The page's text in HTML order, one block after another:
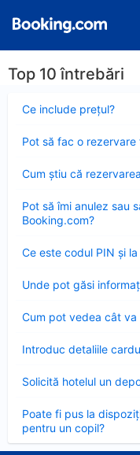
Top 10 întrebări
Ce include preţul?
închis
Pot să fac o
închis
Cum ştiu că
închis
Pot să îmi anulez sau
Booking.com?
închis
Ce este codul PIN şi
închis
Unde pot găsi
închis
Cum pot vedea cât va
închis
Introduc detaliile
închis
Solicită hotelul un
închis
Poate fi pus la
pentru un copil?
închis